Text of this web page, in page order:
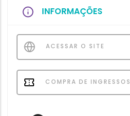
INFORMAÇÕES
ACESSAR O SITE
COMPRA DE INGRESSOS